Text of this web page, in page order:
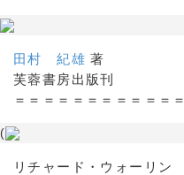
田村 紀雄 著
芙蓉書房出版刊
＝＝＝＝＝＝＝＝＝＝＝＝
(
リチャード・ウォーリン